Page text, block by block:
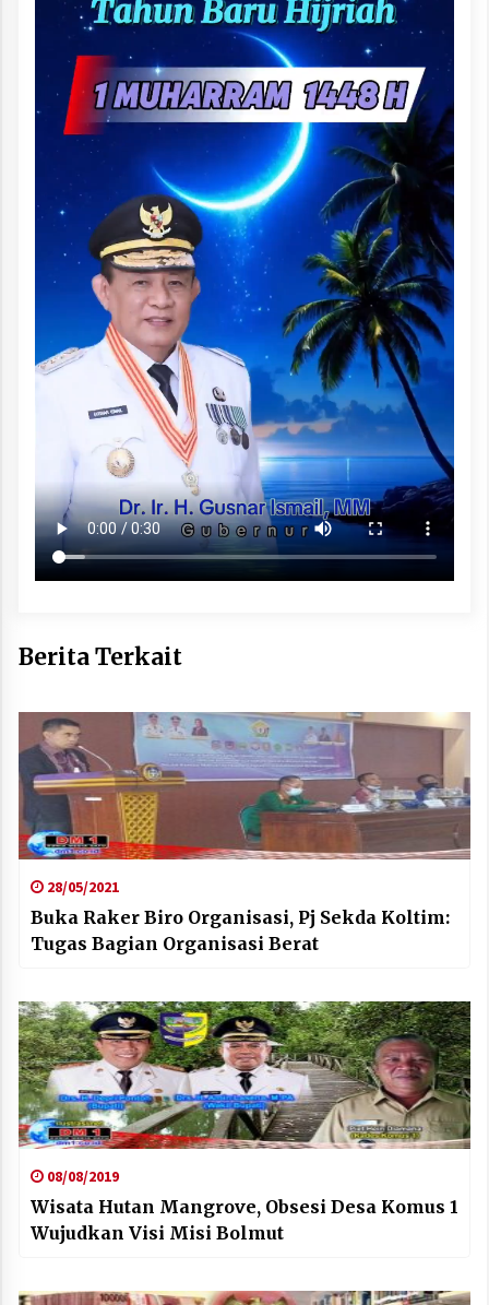
Berita Terkait
28/05/2021
Buka Raker Biro Organisasi, Pj Sekda Koltim:
Tugas Bagian Organisasi Berat
08/08/2019
Wisata Hutan Mangrove, Obsesi Desa Komus 1
Wujudkan Visi Misi Bolmut